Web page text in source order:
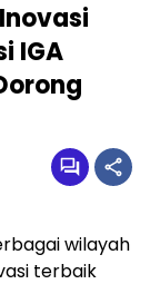
IGA
wilayah
terbaik